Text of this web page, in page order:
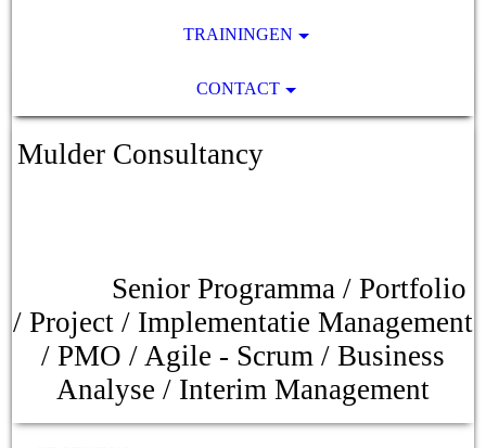
TRAININGEN
CONTACT
Mulder Consultancy
Senior Programma / Portfolio
/ Project / Implementatie Management
/ PMO / Agile - Scrum / Business
Analyse / Interim Management